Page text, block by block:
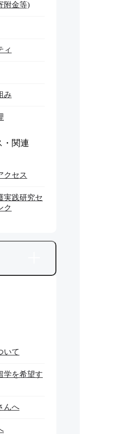
附金等)
ィ
み
・関連
クセス
実践研究セ
ク
いて
学を希望す
んへ